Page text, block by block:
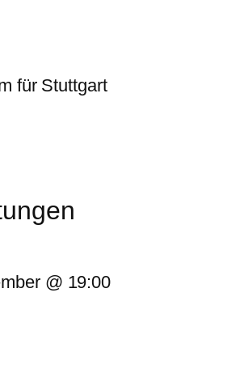
für Stuttgart
@ 19:00